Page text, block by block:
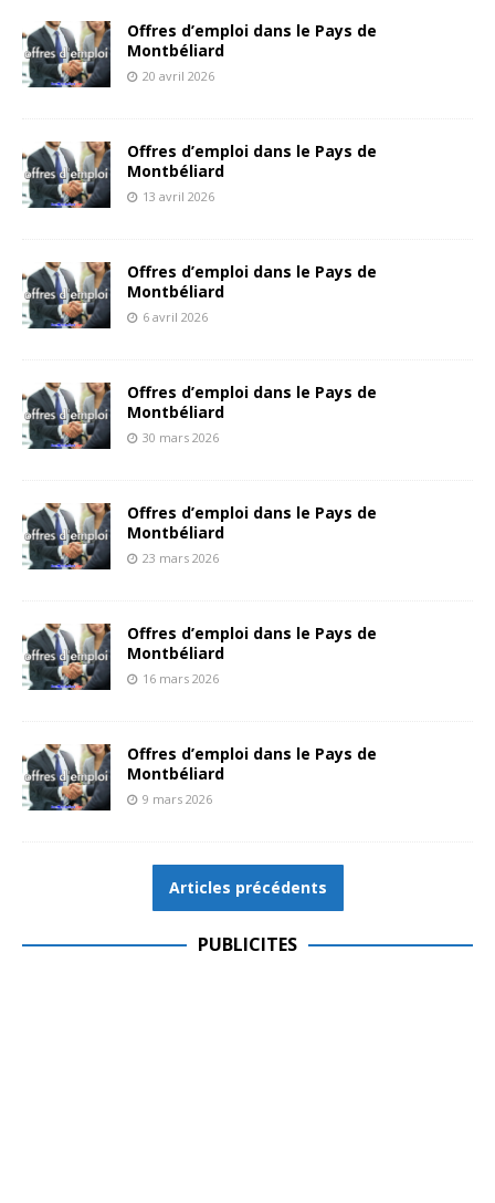
Offres d’emploi dans le Pays de
Montbéliard
20 avril 2026
Offres d’emploi dans le Pays de
Montbéliard
13 avril 2026
Offres d’emploi dans le Pays de
Montbéliard
6 avril 2026
Offres d’emploi dans le Pays de
Montbéliard
30 mars 2026
Offres d’emploi dans le Pays de
Montbéliard
23 mars 2026
Offres d’emploi dans le Pays de
Montbéliard
16 mars 2026
Offres d’emploi dans le Pays de
Montbéliard
9 mars 2026
Articles précédents
PUBLICITES